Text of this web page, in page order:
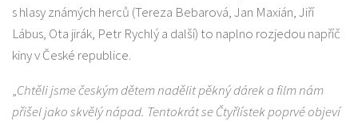
s hlasy známých herců (Tereza Bebarová, Jan Maxián, Jiří
Lábus, Ota jirák, Petr Rychlý a další) to naplno rozjedou napříč
kiny v České republice.
„Chtěli jsme českým dětem nadělit pěkný dárek a film nám
přišel jako skvělý nápad. Tentokrát se Čtyřlístekpoprvé objeví